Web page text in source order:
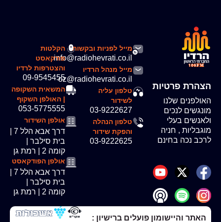
הצהרת פרטיות
האולפנים שלנו
מונגשים לנכים
ולאנשים בעלי
מוגבליות , חניה
לרכב נכה בחינם
info@radiohevrati.co.il
מייל לפניות ובקשות
oz@radiohevrati.co.il
מייל מנהל הרדיו
03-9222627
טלפון עליה
לשידור
03-9222625
טלפון הנהלה
והפקת שידור
09-9545455
הקלטות
פודקאסט
והצטרפות לרדיו
053-5775555
המשאית השקופה
| האולפן השקוף
אולפן השידור
בית סילבר |
קומה 2 | רמת גן
אולפן הפודקאסט
בית סילבר |
קומה 2 | רמת גן
האתר והיישומון פועלים ברישיון :